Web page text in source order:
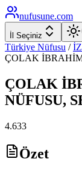
nufusune.com
İl Seçiniz
Türkiye Nüfusu /
ÇOLAK
ÇOLAK
NÜFUSU,
4.633
Özet